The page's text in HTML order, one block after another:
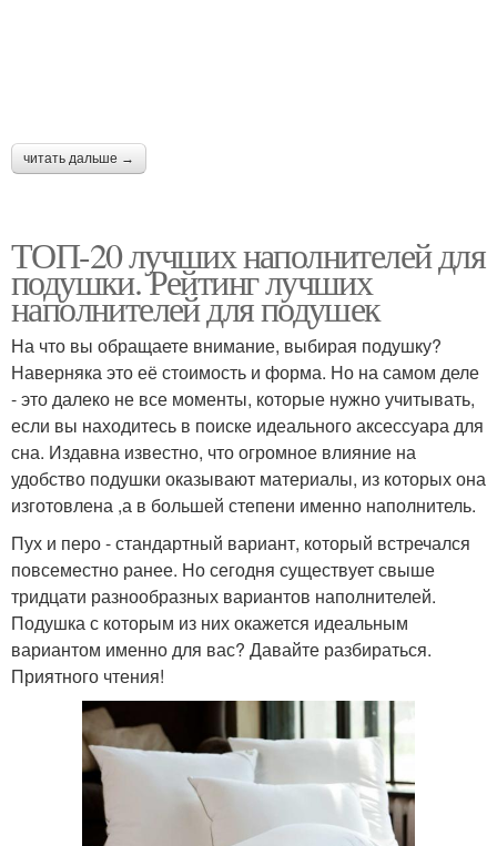
читать дальше →
ТОП-20 лучших наполнителей для
подушки. Рейтинг лучших
наполнителей для подушек
На что вы обращаете внимание, выбирая подушку?
Наверняка это её стоимость и форма. Но на самом деле
- это далеко не все моменты, которые нужно учитывать,
если вы находитесь в поиске идеального аксессуара для
сна. Издавна известно, что огромное влияние на
удобство подушки оказывают материалы, из которых она
изготовлена ,а в большей степени именно наполнитель.
Пух и перо - стандартный вариант, который встречался
повсеместно ранее. Но сегодня существует свыше
тридцати разнообразных вариантов наполнителей.
Подушка с которым из них окажется идеальным
вариантом именно для вас? Давайте разбираться.
Приятного чтения!